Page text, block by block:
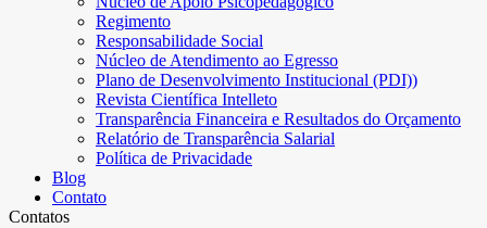
Regimento
Responsabilidade Social
Núcleo de Atendimento ao Egresso
Plano de Desenvolvimento Institucional (PDI))
Revista Científica Intelleto
Transparência Financeira e Resultados do Orçamento
Relatório de Transparência Salarial
Política de Privacidade
Blog
Contato
Contatos